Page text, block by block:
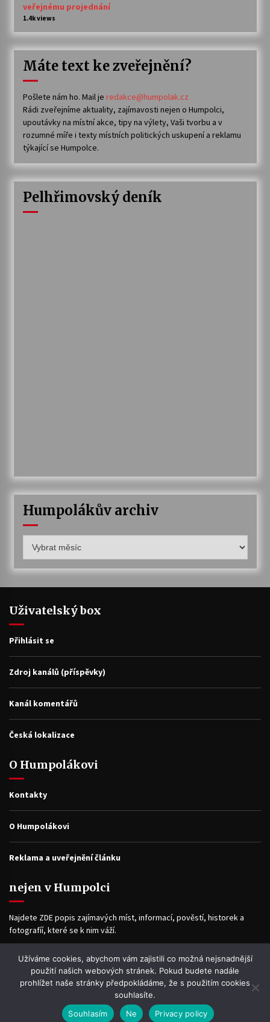
veřejnému projednání
1.4k views
Máte text ke zveřejnění?
Pošlete nám ho. Mail je redakce@humpolak.cz
Rádi zveřejníme aktuality, zajímavosti nejen o Humpolci,
upoutávky na místní akce, tipy na výlety, Vaši tvorbu a v
rozumné míře i texty místních politických uskupení a reklamu
týkající se Humpolce.
Pelhřimovský deník
Humpolákův archiv
archiv
Uživatelský box
Přihlásit se
Zdroj kanálů (příspěvky)
Kanál komentářů
Česká lokalizace
O Humpolákovi
Kontakty
O Humpolákovi
Reklama a uveřejnění článku
nejen v Humpolci
Najdete ZDE popis zajímavých míst, informací, pověstí, historek a
fotografíí, které se k nim váží.
Facebook
Užíváme cookies, abychom vám zajistili co možná nejsnadnější
použití našich webových stránek. Pokud budete nadále
prohlížet naše stránky předpokládáme, že s použitím cookies
souhlasíte.
Souhlasím
Ne Privacy policy